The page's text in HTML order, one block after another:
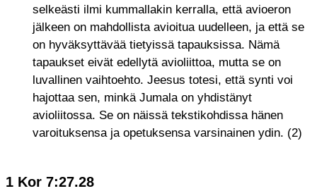
selkeästi ilmi kummallakin kerralla, että avioeron
jälkeen on mahdollista avioitua uudelleen, ja että se
on hyväksyttävää tietyissä tapauksissa. Nämä
tapaukset eivät edellytä avioliittoa, mutta se on
luvallinen vaihtoehto. Jeesus totesi, että synti voi
hajottaa sen, minkä Jumala on yhdistänyt
avioliitossa. Se on näissä tekstikohdissa hänen
varoituksensa ja opetuksensa varsinainen ydin. (2)
1 Kor 7:27.28